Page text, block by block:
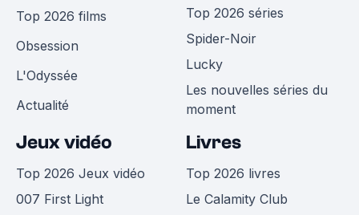
Top 2026 films
Obsession
L'Odyssée
Actualité
Top 2026 séries
Spider-Noir
Lucky
Les nouvelles séries du
moment
Jeux vidéo
Top 2026 Jeux vidéo
007 First Light
Livres
Top 2026 livres
Le Calamity Club